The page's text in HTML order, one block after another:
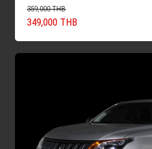
359,000 THB
349,000 THB